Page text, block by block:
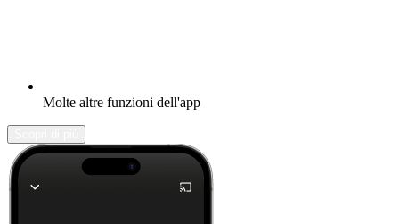
Molte altre funzioni dell'app